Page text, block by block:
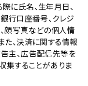
に氏名、生年月日、
行口座番号、クレジ
顔写真などの個人情
た、決済に関する情報
主、広告配信先等を
集することがありま